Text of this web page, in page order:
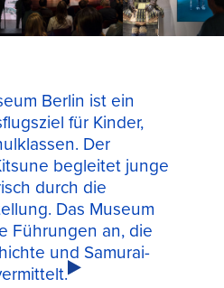
Berlin ist ein
für Kinder,
Der
begleitet junge
durch die
Das Museum
Führungen an, die
und Samurai-